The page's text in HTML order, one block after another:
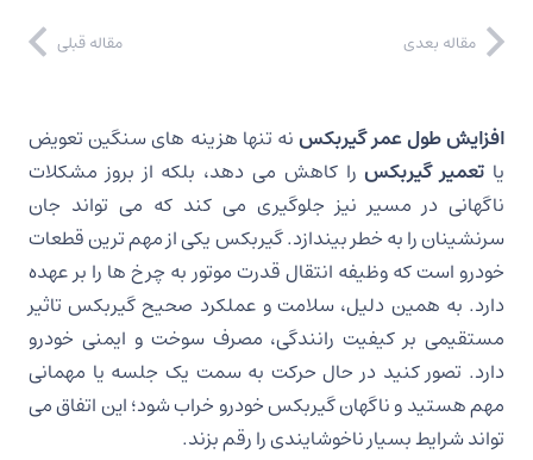
مقاله قبلی مقاله بعدی
افزایش طول عمر گیربکس نه تنها هزینه های سنگین تعویض
یا تعمیر گیربکس را کاهش می دهد، بلکه از بروز مشکلات
ناگهانی در مسیر نیز جلوگیری می کند که می تواند جان
سرنشینان را به خطر بیندازد. گیربکس یکی از مهم ترین قطعات
خودرو است که وظیفه انتقال قدرت موتور به چرخ ها را بر عهده
دارد. به همین دلیل، سلامت و عملکرد صحیح گیربکس تاثیر
مستقیمی بر کیفیت رانندگی، مصرف سوخت و ایمنی خودرو
دارد. تصور کنید در حال حرکت به سمت یک جلسه یا مهمانی
مهم هستید و ناگهان گیربکس خودرو خراب شود؛ این اتفاق می
تواند شرایط بسیار ناخوشایندی را رقم بزند.